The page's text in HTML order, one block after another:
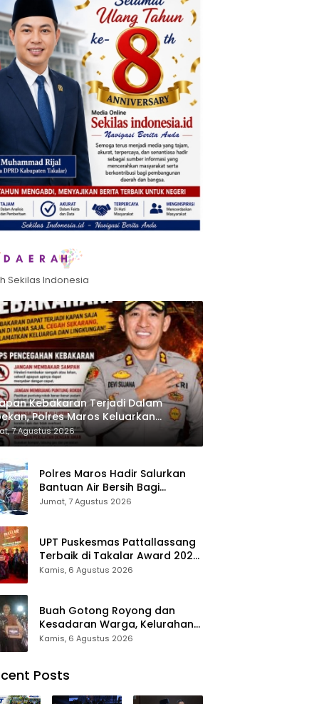
Sekilas Indonesia
Kebakaran Terjadi Dalam
Polres Maros Keluarkan
kepada Masyarakat
7 Agustus 2026
Polres Maros Hadir Salurkan
Bantuan Air Bersih Bagi
Masyarakat Terdampak Krisis
Jumat, 7 Agustus 2026
UPT Puskesmas Pattallassang
Terbaik di Takalar Award 2026,
Bukti Komitmen Hadirkan
Kamis, 6 Agustus 2026
Buah Gotong Royong dan
Kesadaran Warga, Kelurahan
Patte’ne Menjadi Bintang
Kamis, 6 Agustus 2026
Posts